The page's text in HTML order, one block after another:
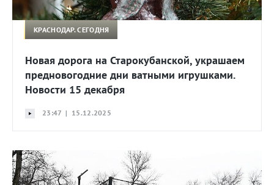
КРАСНОДАР. СЕГОДНЯ
Новая дорога на Старокубанской, украшаем
предновогодние дни ватными игрушками.
Новости 15 декабря
23:47 | 15.12.2025